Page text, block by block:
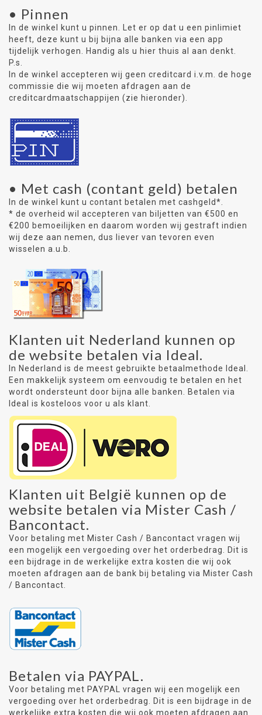
• Pinnen
In de winkel kunt u pinnen. Let er op dat u een pinlimiet
heeft, deze kunt u bij bijna alle banken via een app
tijdelijk verhogen. Handig als u hier thuis al aan denkt.
P.s.
In de winkel accepteren wij geen creditcard i.v.m. de hoge
commissie die wij moeten afdragen aan de
creditcardmaatschappijen (zie hieronder).
• Met cash (contant geld) betalen
In de winkel kunt u contant betalen met cashgeld*.
* de overheid wil accepteren van biljetten van €500 en
€200 bemoeilijken en daarom worden wij gestraft indien
wij deze aan nemen, dus liever van tevoren even
wisselen a.u.b.
Klanten uit Nederland kunnen op
de website betalen via Ideal.
In Nederland is de meest gebruikte betaalmethode Ideal.
Een makkelijk systeem om eenvoudig te betalen en het
wordt ondersteunt door bijna alle banken. Betalen via
Ideal is kosteloos voor u als klant.
Klanten uit België kunnen op de
website betalen via Mister Cash /
Bancontact.
Voor betaling met Mister Cash / Bancontact vragen wij
een mogelijk een vergoeding over het orderbedrag. Dit is
een bijdrage in de werkelijke extra kosten die wij ook
moeten afdragen aan de bank bij betaling via Mister Cash
/ Bancontact.
Betalen via PAYPAL.
Voor betaling met PAYPAL vragen wij een mogelijk een
vergoeding over het orderbedrag. Dit is een bijdrage in de
werkelijke extra kosten die wij ook moeten afdragen aan